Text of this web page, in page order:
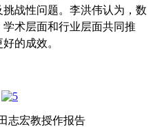
战性问题。李洪伟认为，数
术层面和行业层面共同推
的成效。
志宏教授作报告